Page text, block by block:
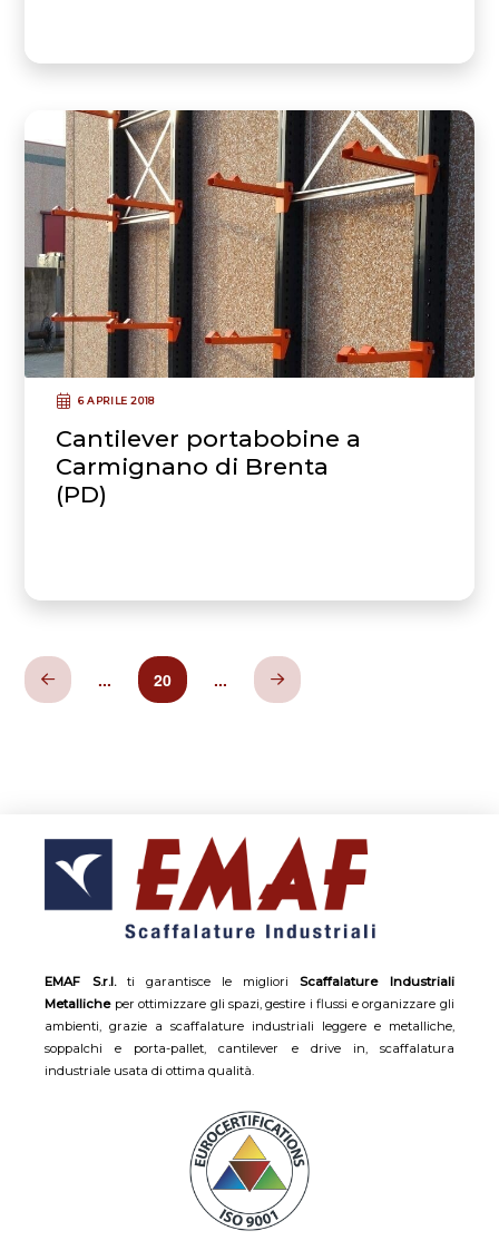
6 APRILE 2018
Cantilever portabobine a
Carmignano di Brenta
(PD)
Prev ... 20 ... Next
EMAF S.r.l.ti garantisce le miglioriScaffalature Industriali
Metallicheper ottimizzare gli spazi, gestire i flussi e organizzare gli
ambienti, grazie a scaffalature industriali leggere e metalliche,
soppalchi e porta-pallet, cantilever e drive in, scaffalatura
industriale usata di ottima qualità.